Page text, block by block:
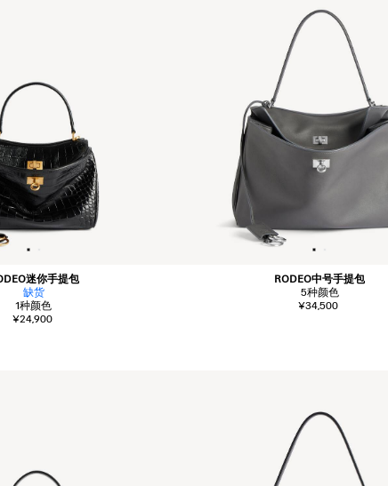
迷你手提包
缺货
1种颜色
¥24,900
RODEO中号手提包
5种颜色
¥34,500